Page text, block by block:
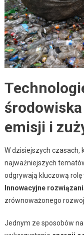
emisji i
W dzisiejszych czasach,
najważniejszych
odgrywają kluczową rolę
Innowacyjne
zrównoważonego
Jednym ze sposobów